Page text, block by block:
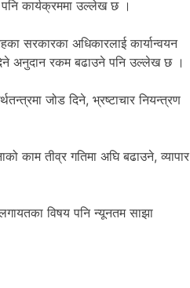
पनि कार्यक्रममा उल्लेख छ ।
सरकारका अधिकारलाई कार्यान्वयन
अनुदान रकम बढाउने पनि उल्लेख छ ।
जोड दिने, भ्रष्टाचार नियन्त्रण
काम तीव्र गतिमा अघि बढाउने, व्यापार
विषय पनि न्यूनतम साझा